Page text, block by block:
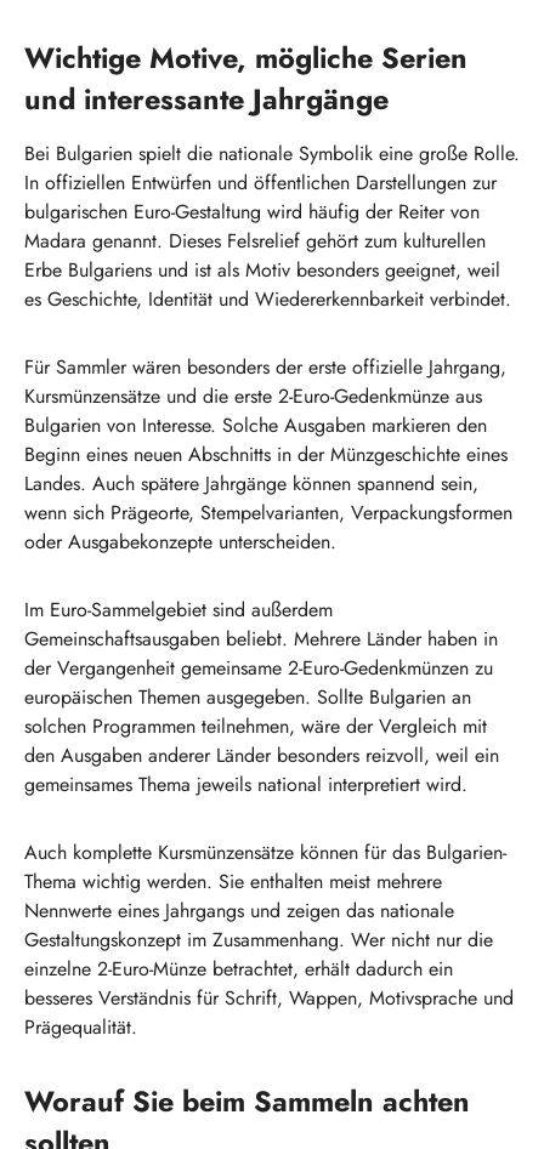
Wichtige Motive, mögliche Serien
und interessante Jahrgänge
Bei Bulgarien spielt die nationale Symbolik eine große Rolle.
In offiziellen Entwürfen und öffentlichen Darstellungen zur
bulgarischen Euro-Gestaltung wird häufig der Reiter von
Madara genannt. Dieses Felsrelief gehört zum kulturellen
Erbe Bulgariens und ist als Motiv besonders geeignet, weil
es Geschichte, Identität und Wiedererkennbarkeit verbindet.
Für Sammler wären besonders der erste offizielle Jahrgang,
Kursmünzensätze und die erste 2-Euro-Gedenkmünze aus
Bulgarien von Interesse. Solche Ausgaben markieren den
Beginn eines neuen Abschnitts in der Münzgeschichte eines
Landes. Auch spätere Jahrgänge können spannend sein,
wenn sich Prägeorte, Stempelvarianten, Verpackungsformen
oder Ausgabekonzepte unterscheiden.
Im Euro-Sammelgebiet sind außerdem
Gemeinschaftsausgaben beliebt. Mehrere Länder haben in
der Vergangenheit gemeinsame 2-Euro-Gedenkmünzen zu
europäischen Themen ausgegeben. Sollte Bulgarien an
solchen Programmen teilnehmen, wäre der Vergleich mit
den Ausgaben anderer Länder besonders reizvoll, weil ein
gemeinsames Thema jeweils national interpretiert wird.
Auch komplette Kursmünzensätze können für das Bulgarien-
Thema wichtig werden. Sie enthalten meist mehrere
Nennwerte eines Jahrgangs und zeigen das nationale
Gestaltungskonzept im Zusammenhang. Wer nicht nur die
einzelne 2-Euro-Münze betrachtet, erhält dadurch ein
besseres Verständnis für Schrift, Wappen, Motivsprache und
Prägequalität.
Worauf Sie beim Sammeln achten